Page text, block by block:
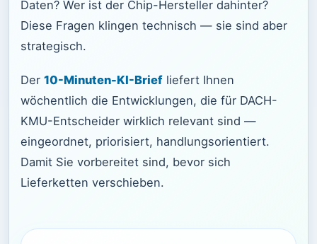
Daten? Wer ist der Chip-Hersteller dahinter?
Diese Fragen klingen technisch — sie sind aber
strategisch.
Der 10-Minuten-KI-Brief liefert Ihnen
wöchentlich die Entwicklungen, die für DACH-
KMU-Entscheider wirklich relevant sind —
eingeordnet, priorisiert, handlungsorientiert.
Damit Sie vorbereitet sind, bevor sich
Lieferketten verschieben.